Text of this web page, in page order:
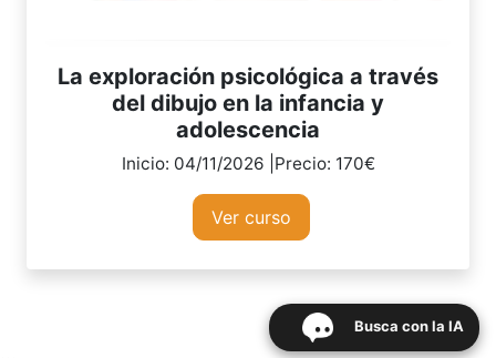
La exploración psicológica a través
del dibujo en la infancia y
adolescencia
Inicio: 04/11/2026 |Precio: 170€
Ver curso
Busca con la IA